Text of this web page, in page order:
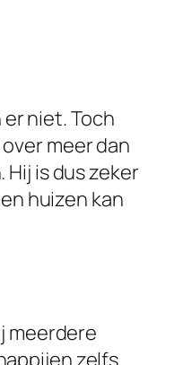
niet. Toch
meer dan
is dus zeker
huizen kan
meerdere